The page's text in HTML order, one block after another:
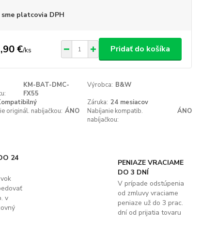
sme platcovia DPH
€/ks Pridať do košíka
KM-BAT-DMC-
FX55
Výrobca: B&W
Záruka: 24 mesiacov
originál. nabíjačkou: ÁNO
Nabíjanie kompatib.
nabíjačkou:
ÁNO
24
v
PENIAZE VRACIAME
DO 3 DNÍ
V prípade odstúpenia
od zmluvy vraciame
peniaze už do 3 prac.
dní od prijatia tovaru